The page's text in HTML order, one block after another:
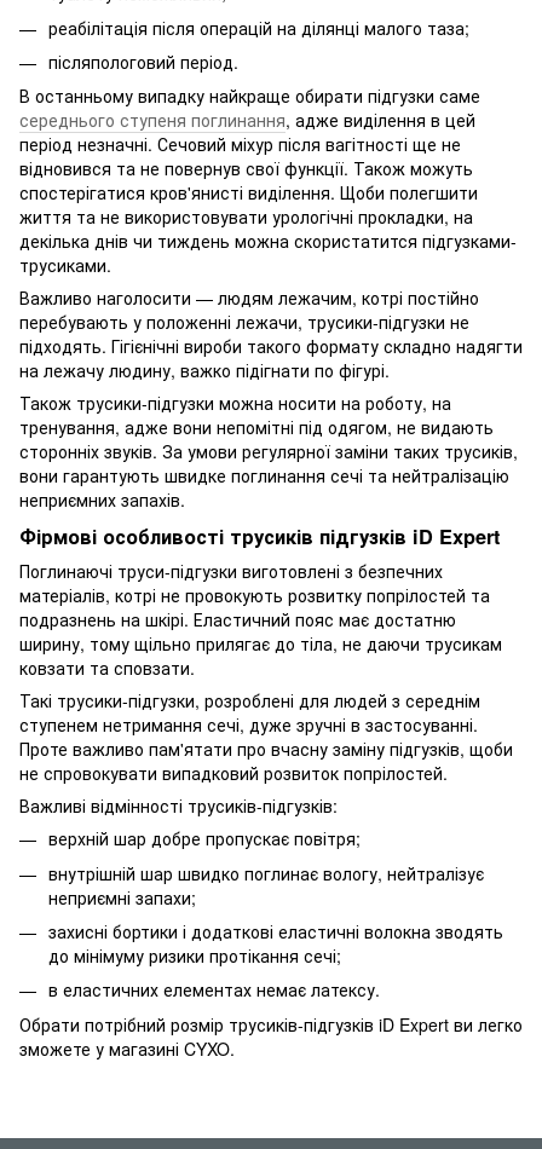
реабілітація після операцій на ділянці малого таза;
післяпологовий період.
В останньому випадку найкраще обирати підгузки саме
середнього ступеня поглинання, адже виділення в цей
період незначні. Сечовий міхур після вагітності ще не
відновився та не повернув свої функції. Також можуть
спостерігатися кров'янисті виділення. Щоби полегшити
життя та не використовувати урологічні прокладки, на
декілька днів чи тиждень можна скористатится підгузками-
трусиками.
Важливо наголосити — людям лежачим, котрі постійно
перебувають у положенні лежачи, трусики-підгузки не
підходять. Гігієнічні вироби такого формату складно надягти
на лежачу людину, важко підігнати по фігурі.
Також трусики-підгузки можна носити на роботу, на
тренування, адже вони непомітні під одягом, не видають
сторонніх звуків. За умови регулярної заміни таких трусиків,
вони гарантують швидке поглинання сечі та нейтралізацію
неприємних запахів.
Фірмові особливості трусиків підгузків iD Expert
Поглинаючі труси-підгузки виготовлені з безпечних
матеріалів, котрі не провокують розвитку попрілостей та
подразнень на шкірі. Еластичний пояс має достатню
ширину, тому щільно прилягає до тіла, не даючи трусикам
ковзати та сповзати.
Такі трусики-підгузки, розроблені для людей з середнім
ступенем нетримання сечі, дуже зручні в застосуванні.
Проте важливо пам'ятати про вчасну заміну підгузків, щоби
не спровокувати випадковий розвиток попрілостей.
Важливі відмінності трусиків-підгузків:
верхній шар добре пропускає повітря;
внутрішній шар швидко поглинає вологу, нейтралізує
неприємні запахи;
захисні бортики і додаткові еластичні волокна зводять
до мінімуму ризики протікання сечі;
в еластичних елементах немає латексу.
Обрати потрібний розмір трусиків-підгузків iD Expert ви легко
зможете у магазині CYXO.